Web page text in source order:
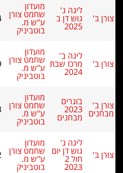
גוש דן ב
2025
מועדון
שחמט צורן
ע"ש מ.
בוטביניק
14
מרכז שבת
2024
מועדון
שחמט צורן
ע"ש מ.
בוטביניק
9
בוגרים
2023
מבחנים
מועדון
שחמט צורן
ע"ש מ.
בוטביניק
3
גוש דן יום
חול 2
מועדון
שחמט צורן
ע"ש מ.
בוטביניק
12